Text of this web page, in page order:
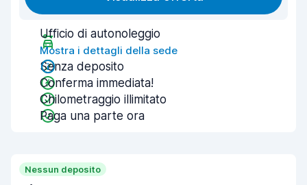
Ufficio di autonoleggio
Mostra i dettagli della sede
Senza deposito
Conferma immediata!
Chilometraggio illimitato
Paga una parte ora
Nessun deposito